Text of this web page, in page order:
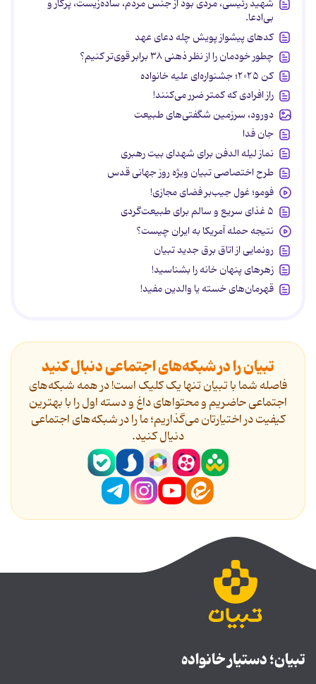
شهید رئیسی، مردی بود از جنس مردم، ساده‌زیست، پرکار و
بی‌ادعا.
کدهای پیشواز پویش چله دعای عهد
چطور خودمان را از نظر ذهنی ۳۸ برابر قوی‌تر کنیم؟
کن ۲۰۲۵؛ جشنواره‌ای علیه خانواده
راز افرادی که کمتر ضرر می‌کنند!
دورود، سرزمین شگفتی‌های طبیعت
جان فدا
نماز لیله الدفن برای شهدای بیت رهبری
طرح اختصاصی تبیان ویژه روز جهانی قدس
فومو؛ غول جیب‌بر فضای مجازی!
۵ غذای سریع و سالم برای طبیعت‌گردی
نتیجه حمله آمریکا به ایران چیست؟
رونمایی از اتاق برق جدید تبیان
زهرهای پنهان خانه را بشناسید!
قهرمان‌های خسته یا والدین مفید!
تبیان را در شبکه‌های اجتماعی دنبال کنید
فاصله شما با تبیان تنها یک کلیک است! در همه شبکه‌های
اجتماعی حاضریم و محتواهای داغ و دسته اول را با بهترین
کیفیت در اختیارتان می‌گذاریم؛ ما را در شبکه‌های اجتماعی
دنیال کنید.
تبیان؛ دستیار خانواده